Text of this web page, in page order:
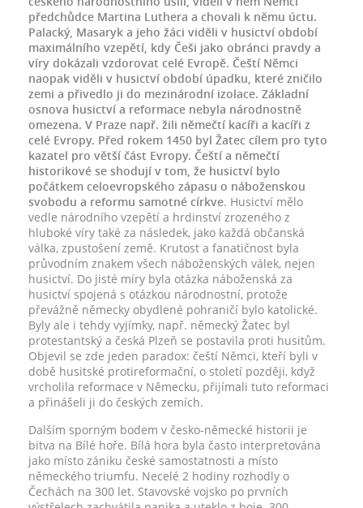
předchůdce Martina Luthera a chovali k němu úctu.
Palacký, Masaryk a jeho žáci viděli v husictví období
maximálního vzepětí, kdy Češi jako obránci pravdy a
víry dokázali vzdorovat celé Evropě. Čeští Němci
naopak viděli v husictví období úpadku, které zničilo
zemi a přivedlo ji do mezinárodní izolace. Základní
osnova husictví a reformace nebyla národnostně
omezena. V Praze např. žili němečtí kacíři a kacíři z
celé Evropy. Před rokem 1450 byl Žatec cílem pro tyto
kazatel pro větší část Evropy. Čeští a němečtí
historikové se shodují v tom, že husictví bylo
počátkem celoevropského zápasu o náboženskou
svobodu a reformu samotné církve. Husictví mělo
vedle národního vzepětí a hrdinství zrozeného z
hluboké víry také za následek, jako každá občanská
válka, zpustošení země. Krutost a fanatičnost byla
průvodním znakem všech náboženských válek, nejen
husictví. Do jisté míry byla otázka náboženská za
husictví spojená s otázkou národnostní, protože
převážně německy obydlené pohraničí bylo katolické.
Byly ale i tehdy vyjímky, např. německý Žatec byl
protestantský a česká Plzeň se postavila proti husitům.
Objevil se zde jeden paradox: čeští Němci, kteří byli v
době husitské protireformační, o století později, když
vrcholila reformace v Německu, přijímali tuto reformaci
a přinášeli ji do českých zemích.
Dalším sporným bodem v česko-německé historii je
bitva na Bílé hoře. Bílá hora byla často interpretována
jako místo zániku české samostatnosti a místo
německého triumfu. Necelé 2 hodiny rozhodly o
Čechách na 300 let. Stavovské vojsko po prvních